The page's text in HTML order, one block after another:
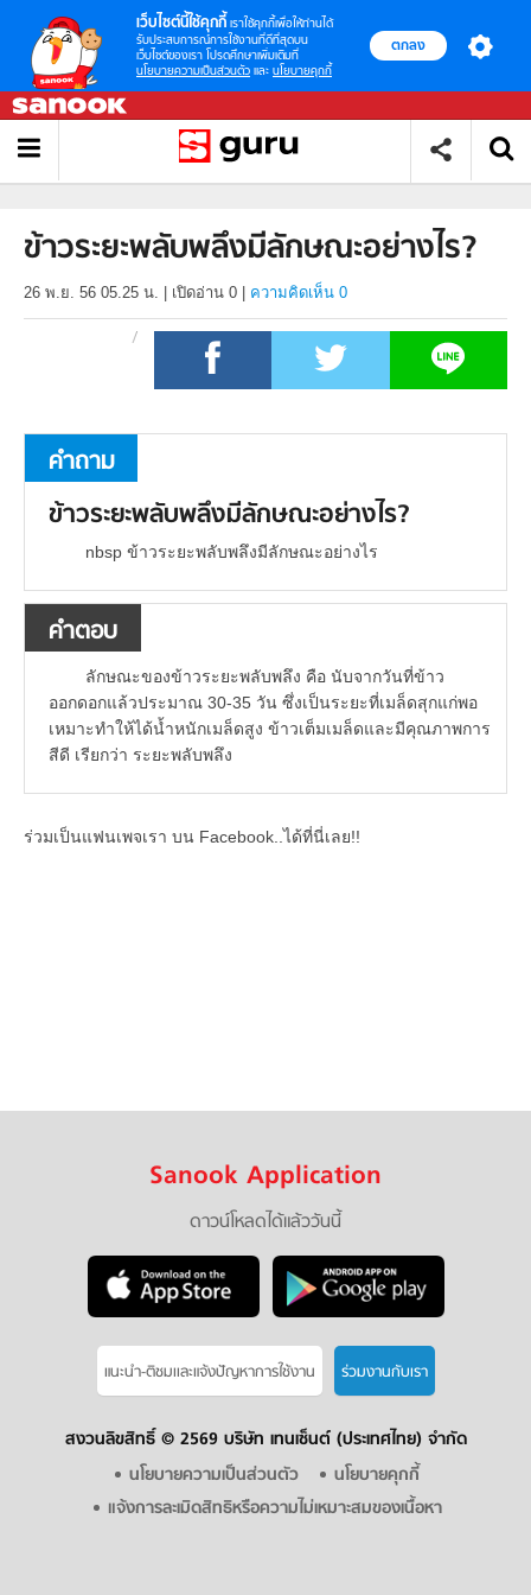
เว็บไซต์นี้ใช้คุกกี้ เราใช้คุกกี้เพื่อให้ท่านได้
รับประสบการณ์การใช้งานที่ดีที่สุดบน
เว็บไซต์ของเรา โปรดศึกษาเพิ่มเติมที่
นโยบายความเป็นส่วนตัว และ นโยบายคุกกี้
ตกลง
ข้าวระยะพลับพลึงมีลักษณะอย่างไร?
26 พ.ย. 56 05.25 น. เปิดอ่าน 0 ความคิดเห็น 0
คำถาม
ข้าวระยะพลับพลึงมีลักษณะอย่างไร?
nbsp ข้าวระยะพลับพลึงมีลักษณะอย่างไร
คำตอบ
ลักษณะของข้าวระยะพลับพลึง คือ นับจากวันที่ข้าว
ออกดอกแล้วประมาณ 30-35 วัน ซึ่งเป็นระยะที่เมล็ดสุกแก่พอ
เหมาะทำให้ได้น้ำหนักเมล็ดสูง ข้าวเต็มเมล็ดและมีคุณภาพการ
สีดี เรียกว่า ระยะพลับพลึง
ร่วมเป็นแฟนเพจเรา บน Facebook..ได้ที่นี่เลย!!
Sanook Application
ดาวน์โหลดได้แล้ววันนี้
แนะนำ-ติชมเเละแจ้งปัญหาการใช้งาน ร่วมงานกับเรา
สงวนลิขสิทธิ์ © 2569 บริษัท เทนเซ็นต์ (ประเทศไทย) จำกัด
นโยบายความเป็นส่วนตัว
นโยบายคุกกี้
แจ้งการละเมิดสิทธิหรือความไม่เหมาะสมของเนื้อหา